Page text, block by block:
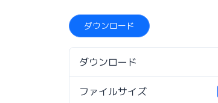
ダウンロード
ダウンロード
ファイルサイズ